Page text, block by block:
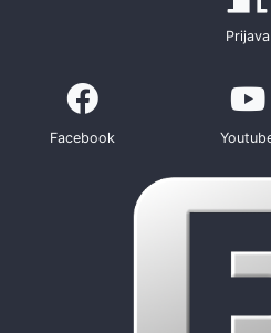
Prijava
Facebook